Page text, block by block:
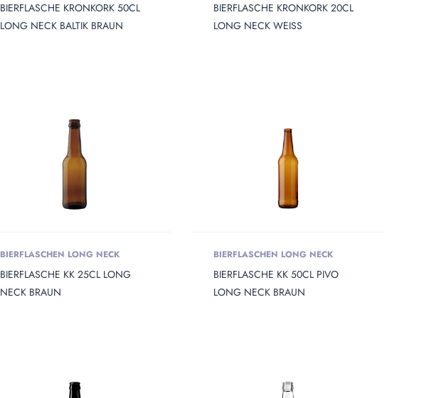
BIERFLASCHE KRONKORK 50CL
LONG NECK BALTIK BRAUN
BIERFLASCHE KRONKORK 20CL
LONG NECK WEISS
BIERFLASCHEN LONG NECK
BIERFLASCHE KK 25CL LONG
NECK BRAUN
BIERFLASCHEN LONG NECK
BIERFLASCHE KK 50CL PIVO
LONG NECK BRAUN